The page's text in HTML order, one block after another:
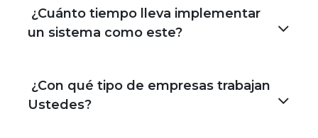
¿Cuánto tiempo lleva implementar
un sistema como este?
¿Con qué tipo de empresas trabajan
Ustedes?